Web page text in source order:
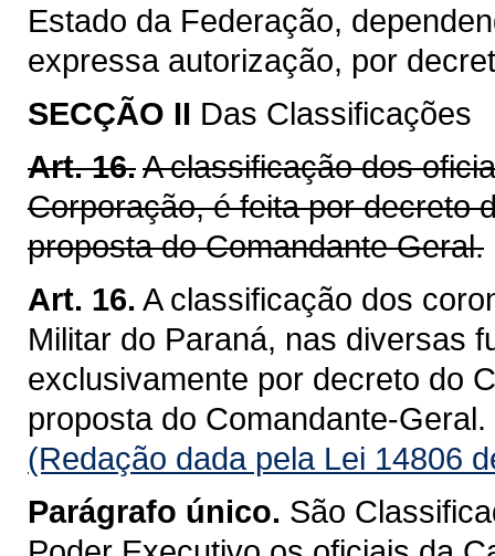
Estado da Federação,
expressa autorização, por
SECÇÃO II Das Classificações
Art. 16.A classificação dos
Corporação, é feita por decreto
proposta do Comandante Geral.
Art. 16. A classificação dos
Militar do Paraná, nas diversas
exclusivamente por decreto do
proposta do Comandante-Geral.
(Redação dada pela Lei 14806
Parágrafo único. São